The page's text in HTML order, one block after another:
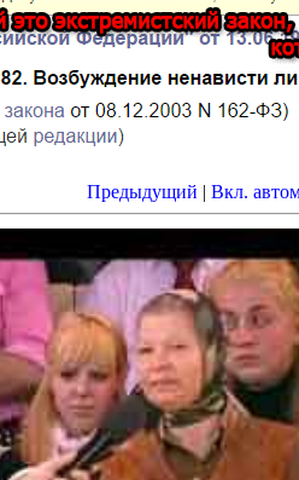
Предыдущий | Вкл.